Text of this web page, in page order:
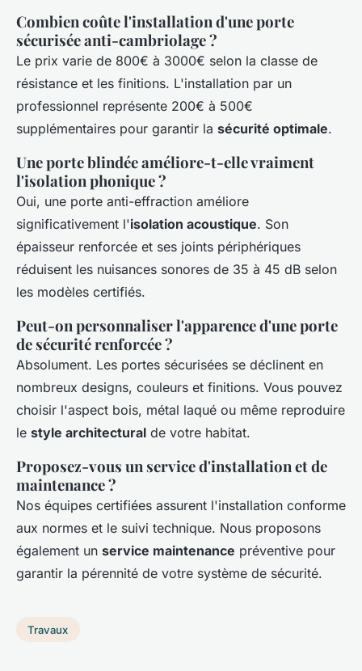
Combien coûte l'installation d'une porte
sécurisée anti-cambriolage ?
Le prix varie de 800€ à 3000€ selon la classe de
résistance et les finitions. L'installation par un
professionnel représente 200€ à 500€
supplémentaires pour garantir la sécurité optimale.
Une porte blindée améliore-t-elle vraiment
l'isolation phonique ?
Oui, une porte anti-effraction améliore
significativement l'isolation acoustique. Son
épaisseur renforcée et ses joints périphériques
réduisent les nuisances sonores de 35 à 45 dB selon
les modèles certifiés.
Peut-on personnaliser l'apparence d'une porte
de sécurité renforcée ?
Absolument. Les portes sécurisées se déclinent en
nombreux designs, couleurs et finitions. Vous pouvez
choisir l'aspect bois, métal laqué ou même reproduire
le style architectural de votre habitat.
Proposez-vous un service d'installation et de
maintenance ?
Nos équipes certifiées assurent l'installation conforme
aux normes et le suivi technique. Nous proposons
également un service maintenance préventive pour
garantir la pérennité de votre système de sécurité.
Travaux